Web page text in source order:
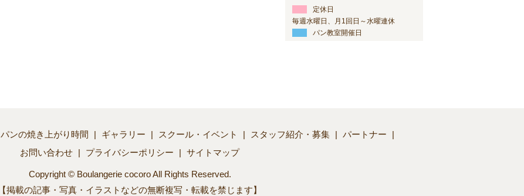
定休日
毎週水曜日、月1回日～水曜連休
パン教室開催日
パンの焼き上がり時間 ギャラリー スクール・イベント スタッフ紹介・募集
パートナー
お問い合わせ
プライバシーポリシー サイトマップ
Copyright © Boulangerie cocoro All Rights Reserved.
【掲載の記事・写真・イラストなどの無断複写・転載を禁じます】